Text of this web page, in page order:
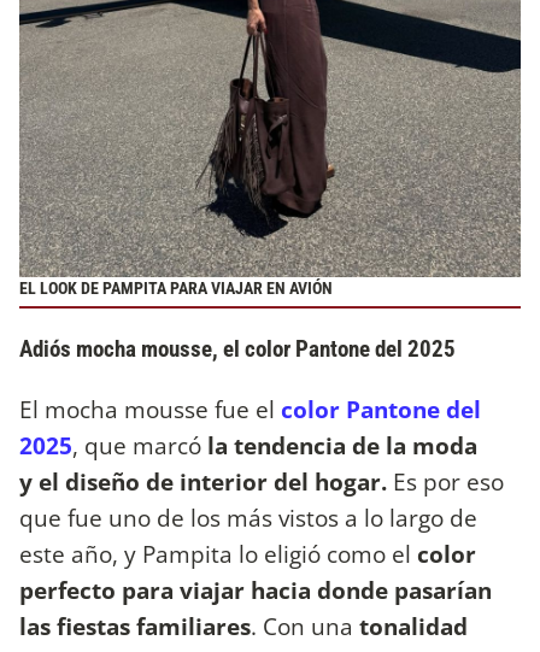
EL LOOK DE PAMPITA PARA VIAJAR EN AVIÓN
Adiós mocha mousse, el color Pantone del 2025
El mocha mousse fue el color Pantone del
2025, que marcó la tendencia de la moda
y el diseño de interior del hogar. Es por eso
que fue uno de los más vistos a lo largo de
este año, y Pampita lo eligió como el color
perfecto para viajar hacia donde pasarían
las fiestas familiares. Con una tonalidad